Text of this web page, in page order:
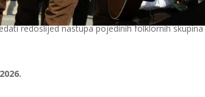
redoslijed nastupa pojedinih folklornih